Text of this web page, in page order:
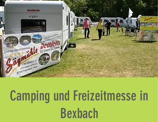
Camping und Freizeitmesse in
Bexbach